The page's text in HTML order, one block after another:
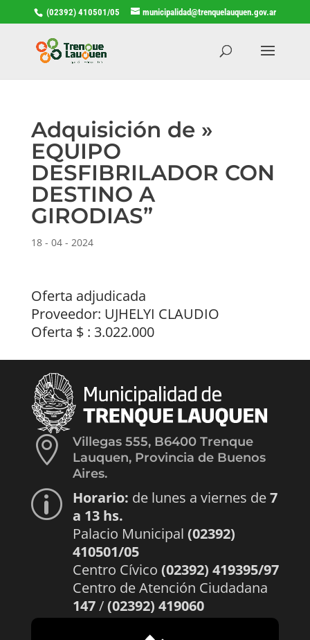
(02392) 410501/05 municipalidad@trenquelauquen.gov.ar
Adquisición de »
EQUIPO
DESFIBRILADOR CON
DESTINO A
GIRODIAS”
18 - 04 - 2024
Oferta adjudicada
Proveedor: UJHELYI CLAUDIO
Oferta $ : 3.022.000

Villegas 555, B6400 Trenque
Lauquen, Provincia de Buenos
Aires.
p Horario: de lunes a viernes de7
a 13 hs.
Palacio Municipal (02392)
410501/05
Centro Cívico (02392) 419395/97
Centro de Atención Ciudadana
147/(02392) 419060